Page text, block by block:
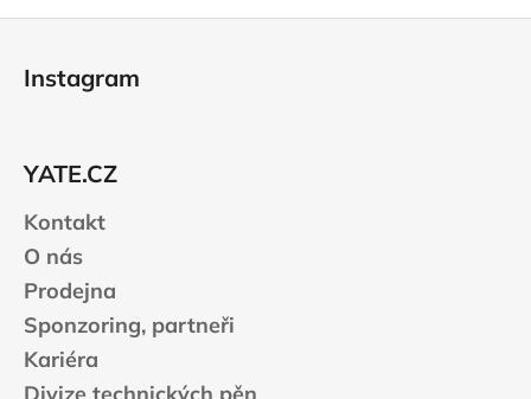
Instagram
YATE.CZ
Kontakt
O nás
Prodejna
Sponzoring, partneři
Kariéra